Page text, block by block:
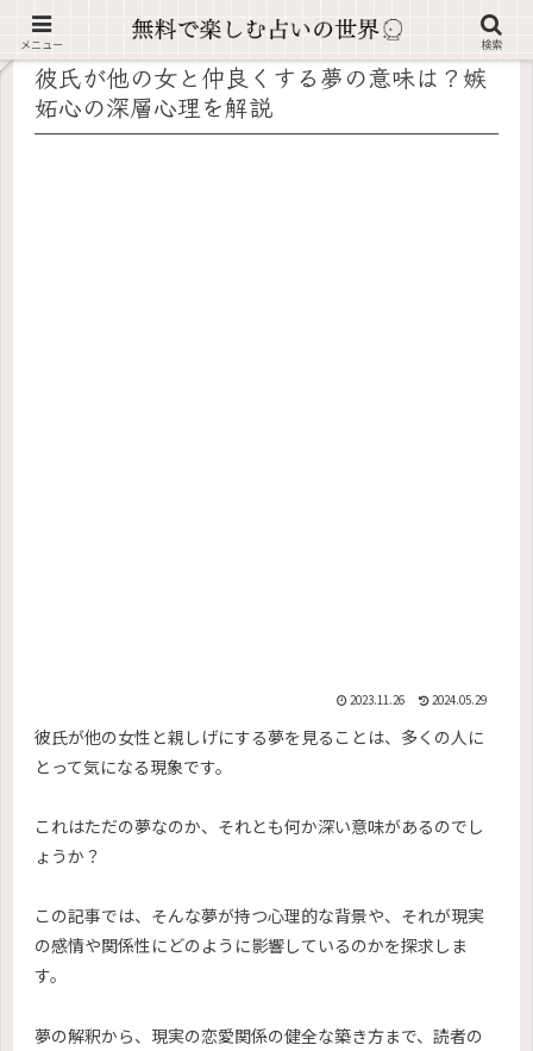
記事内に広告が含まれています。
彼氏が他の女と仲良くする夢の意味は？嫉
妬心の深層心理を解説
2023.11.26 2024.05.29
彼氏が他の女性と親しげにする夢を見ることは、多くの人に
とって気になる現象です。
これはただの夢なのか、それとも何か深い意味があるのでし
ょうか？
この記事では、そんな夢が持つ心理的な背景や、それが現実
の感情や関係性にどのように影響しているのかを探求しま
す。
夢の解釈から、現実の恋愛関係の健全な築き方まで、読者の
メニュー 検索